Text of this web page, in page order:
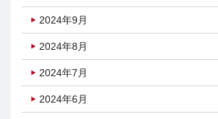
2024年9月
2024年8月
2024年7月
2024年6月